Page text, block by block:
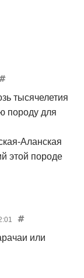
тысячелетия
породу для
Аланская
этой породе
или